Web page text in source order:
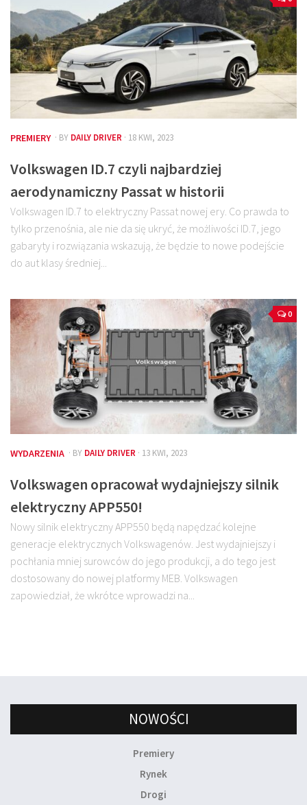
Kalkulatory
Przelicznik mocy
Auto z niemiec
Galerie
PREMIERY · BY DAILY DRIVER · 18 KWI, 2023
Volkswagen ID.7 czyli najbardziej
aerodynamiczny Passat w historii
Volkswagen ID.7 to elektryczny Passat nowej ery. Co prawda to
tylko przenośnia, ale nie da się ukryć, że możliwości ID.7, jego
gabaryty i rozwiązania wskazują, że będzie to nowe podejście
do aut klasy średniej...
0
WYDARZENIA · BY DAILY DRIVER · 13 KWI, 2023
Volkswagen opracował wydajniejszy silnik
elektryczny APP550!
Nowy silnik elektryczny APP550 będą napędzać kolejne
generacje elektrycznych Volkswagenów. Jest wydajniejszy i
pochłania mniej surowców do jego produkcji, a do tego jest
dostosowany do nowej platformy MEB. Volkswagen
zapowiedział, że wkrótce wprowadzi na...
NOWOŚCI
Premiery
Rynek
Drogi